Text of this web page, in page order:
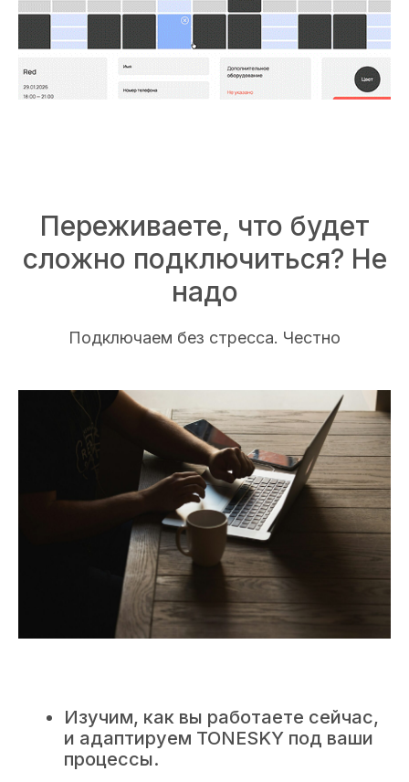
Переживаете, что будет
сложно подключиться? Не
надо
Подключаем без стресса. Честно
Изучим, как вы работаете сейчас,
и адаптируем TONESKY под ваши
процессы.